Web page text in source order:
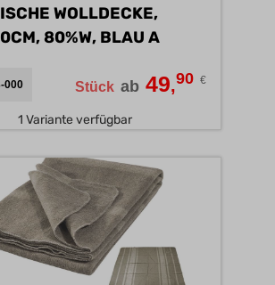
WOLLDECKE,
228X150CM, 80%W, BLAU A
000 Stück ab 49,90 €
1 Variante verfügbar